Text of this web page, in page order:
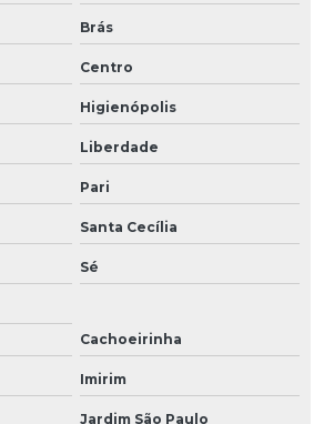
Brás
Centro
Higienópolis
Liberdade
Pari
Santa Cecília
Sé
Cachoeirinha
Imirim
Jardim São Paulo